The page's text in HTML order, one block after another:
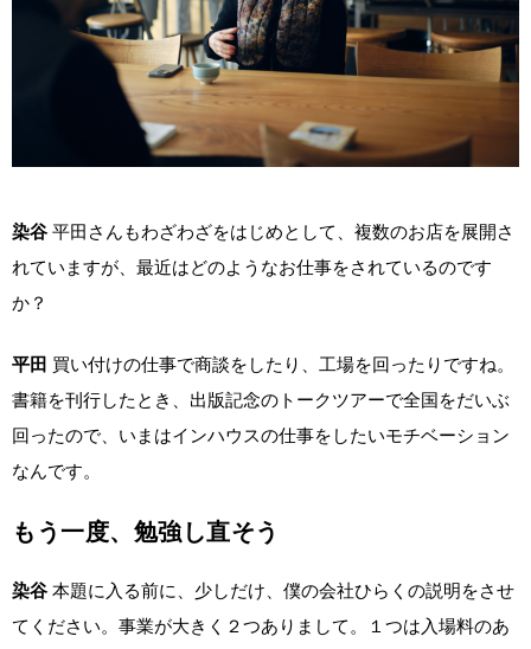
染谷 平田さんもわざわざをはじめとして、複数のお店を展開さ
れていますが、最近はどのようなお仕事をされているのです
か？
平田 買い付けの仕事で商談をしたり、工場を回ったりですね。
書籍を刊行したとき、出版記念のトークツアーで全国をだいぶ
回ったので、いまはインハウスの仕事をしたいモチベーション
なんです。
もう一度、勉強し直そう
染谷 本題に入る前に、少しだけ、僕の会社ひらくの説明をさせ
てください。事業が大きく２つありまして。１つは入場料のあ